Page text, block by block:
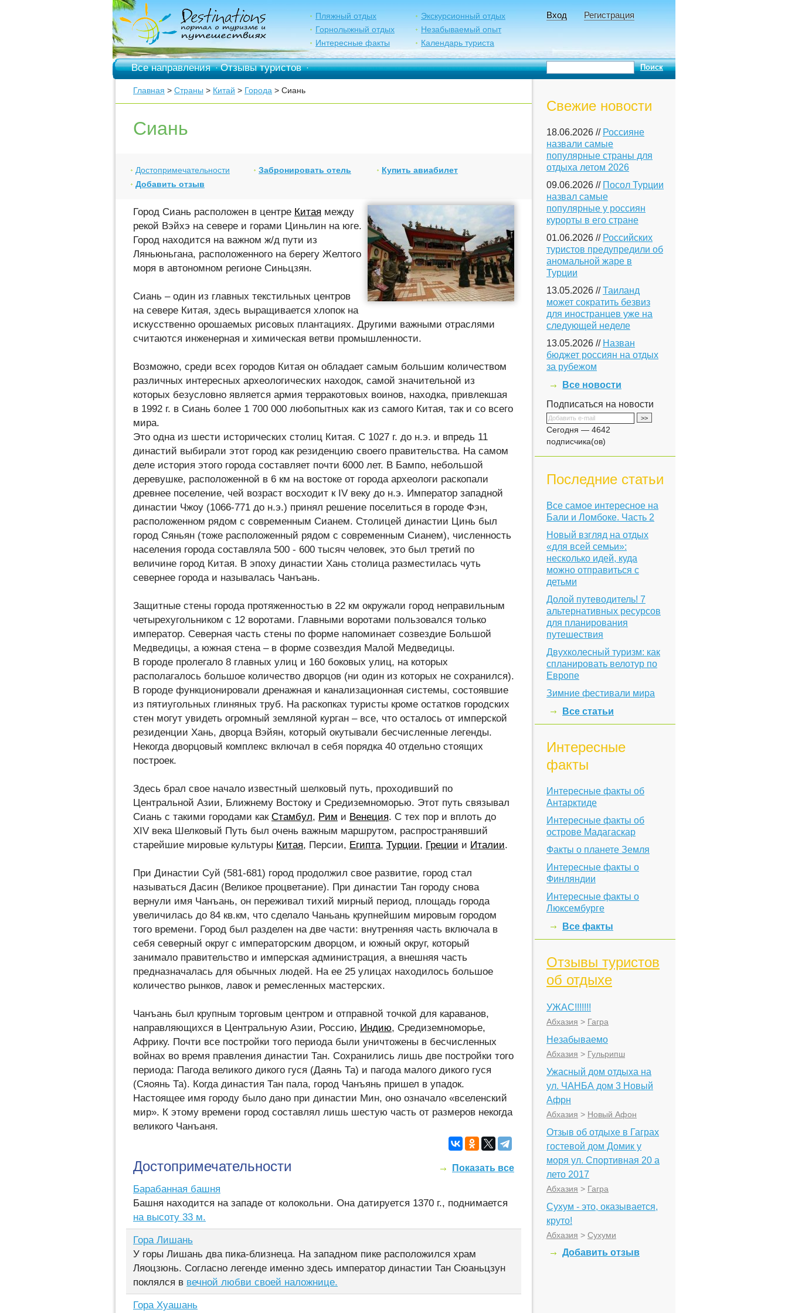
Пляжный отдых
Экскурсионный отдых
Горнолыжный отдых
Незабываемый опыт
Интересные факты
Календарь туриста
Вход Регистрация
Все направления·Отзывы туристов·
Главная > Страны > Китай > Города > Сиань
Сиань
Достопримечательности Забронировать отель
Купить авиабилет
Добавить отзыв
Город Сиань расположен в центре Китая между
рекой Вэйхэ на севере и горами Циньлин на юге.
Город находится на важном ж/д пути из
Ляньюньгана, расположенного на берегу Желтого
моря в автономном регионе Синьцзян.
Сиань – один из главных текстильных центров
на севере Китая, здесь выращивается хлопок на
искусственно орошаемых рисовых плантациях. Другими важными отраслями
считаются инженерная и химическая ветви промышленности.
Возможно, среди всех городов Китая он обладает самым большим количеством
различных интересных археологических находок, самой значительной из
которых безусловно является армия терракотовых воинов, находка, привлекшая
в 1992 г. в Сиань более 1 700 000 любопытных как из самого Китая, так и со всего
мира.
Это одна из шести исторических столиц Китая. С 1027 г. до н.э. и впредь 11
династий выбирали этот город как резиденцию своего правительства. На самом
деле история этого города составляет почти 6000 лет. В Бампо, небольшой
деревушке, расположенной в 6 км на востоке от города археологи раскопали
древнее поселение, чей возраст восходит к IV веку до н.э. Император западной
династии Чжоу (1066-771 до н.э.) принял решение поселиться в городе Фэн,
расположенном рядом с современным Сианем. Столицей династии Цинь был
город Сяньян (тоже расположенный рядом с современным Сианем), численность
населения города составляла 500 - 600 тысяч человек, это был третий по
величине город Китая. В эпоху династии Хань столица разместилась чуть
севернее города и называлась Чанъань.
Защитные стены города протяженностью в 22 км окружали город неправильным
четырехугольником с 12 воротами. Главными воротами пользовался только
император. Северная часть стены по форме напоминает созвездие Большой
Медведицы, а южная стена – в форме созвездия Малой Медведицы.
В городе пролегало 8 главных улиц и 160 боковых улиц, на которых
располагалось большое количество дворцов (ни один из которых не сохранился).
В городе функционировали дренажная и канализационная системы, состоявшие
из пятиугольных глиняных труб. На раскопках туристы кроме остатков городских
стен могут увидеть огромный земляной курган – все, что осталось от имперской
резиденции Хань, дворца Вэйян, который окутывали бесчисленные легенды.
Некогда дворцовый комплекс включал в себя порядка 40 отдельно стоящих
построек.
Здесь брал свое начало известный шелковый путь, проходивший по
Центральной Азии, Ближнему Востоку и Средиземноморью. Этот путь связывал
Сиань с такими городами как Стамбул, Рим и Венеция. С тех пор и вплоть до
XIV века Шелковый Путь был очень важным маршрутом, распространявший
старейшие мировые культуры Китая, Персии, Египта, Турции, Греции и Италии.
При Династии Суй (581-681) город продолжил свое развитие, город стал
называться Дасин (Великое процветание). При династии Тан городу снова
вернули имя Чанъань, он переживал тихий мирный период, площадь города
увеличилась до 84 кв.км, что сделало Чаньань крупнейшим мировым городом
того времени. Город был разделен на две части: внутренняя часть включала в
себя северный округ с императорским дворцом, и южный округ, который
занимало правительство и имперская администрация, а внешняя часть
предназначалась для обычных людей. На ее 25 улицах находилось большое
количество рынков, лавок и ремесленных мастерских.
Чанъань был крупным торговым центром и отправной точкой для караванов,
направляющихся в Центральную Азии, Россию, Индию, Средиземноморье,
Африку. Почти все постройки того периода были уничтожены в бесчисленных
войнах во время правления династии Тан. Сохранились лишь две постройки того
периода: Пагода великого дикого гуся (Даянь Та) и пагода малого дикого гуся
(Сяоянь Та). Когда династия Тан пала, город Чанъянь пришел в упадок.
Настоящее имя городу было дано при династии Мин, оно означало «вселенский
мир». К этому времени город составлял лишь шестую часть от размеров некогда
великого Чанъаня.
Показать все
Достопримечательности
Барабанная башня
Башня находится на западе от колокольни. Она датируется 1370 г., поднимается
на высоту 33 м.
Гора Лишань
У горы Лишань два пика-близнеца. На западном пике расположился храм
Ляоцзюнь. Согласно легенде именно здесь император династии Тан Сюаньцзун
поклялся в вечной любви своей наложнице.
Гора Хуашань
Свежие новости
18.06.2026 // Россияне
назвали самые
популярные страны для
отдыха летом 2026
09.06.2026 // Посол Турции
назвал самые
популярные у россиян
курорты в его стране
01.06.2026 // Российских
туристов предупредили об
аномальной жаре в
Турции
13.05.2026 //Таиланд
может сократить безвиз
для иностранцев уже на
следующей неделе
13.05.2026 // Назван
бюджет россиян на отдых
за рубежом
Все новости
Подписаться на новости
Сегодня — 4642
подписчика(ов)
Последние статьи
Все самое интересное на
Бали и Ломбоке. Часть 2
Новый взгляд на отдых
«для всей семьи»:
несколько идей, куда
можно отправиться с
детьми
Долой путеводитель! 7
альтернативных ресурсов
для планирования
путешествия
Двухколесный туризм: как
спланировать велотур по
Европе
Зимние фестивали мира
Все статьи
Интересные
факты
Интересные факты об
Антарктиде
Интересные факты об
острове Мадагаскар
Факты о планете Земля
Интересные факты о
Финляндии
Интересные факты о
Люксембурге
Все факты
Отзывы туристов
об отдыхе
УЖАС!!!!!!!
Абхазия > Гагра
Незабываемо
Абхазия > Гульрипш
Ужасный дом отдыха на
ул. ЧАНБА дом 3 Новый
Афрн
Абхазия > Новый Афон
Отзыв об отдыхе в Гаграх
гостевой дом Домик у
моря ул. Спортивная 20 а
лето 2017
Абхазия > Гагра
Сухум - это, оказывается,
круто!
Абхазия > Сухуми
Добавить отзыв